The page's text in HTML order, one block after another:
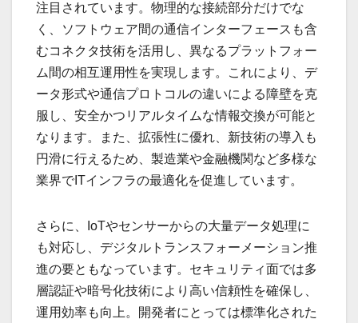
注目されています。物理的な接続部分だけでな
く、ソフトウェア間の通信インターフェースも含
むコネクタ技術を活用し、異なるプラットフォー
ム間の相互運用性を実現します。これにより、デ
ータ形式や通信プロトコルの違いによる障壁を克
服し、安全かつリアルタイムな情報交換が可能と
なります。また、拡張性に優れ、新技術の導入も
円滑に行えるため、製造業や金融機関など多様な
業界でITインフラの最適化を促進しています。
さらに、IoTやセンサーからの大量データ処理に
も対応し、デジタルトランスフォーメーション推
進の要ともなっています。セキュリティ面では多
層認証や暗号化技術により高い信頼性を確保し、
運用効率も向上。開発者にとっては標準化された